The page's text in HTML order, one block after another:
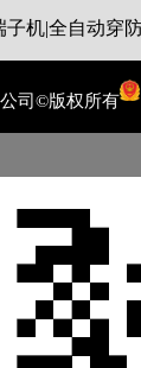
司©版权所有